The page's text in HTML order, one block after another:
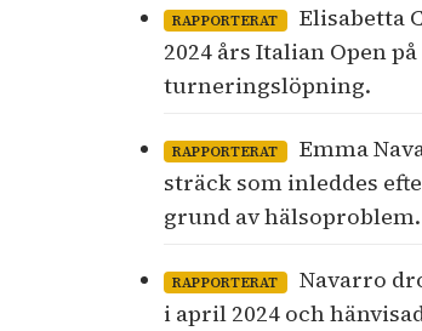
RAPPORTERAT
Elisabetta
2024 års Italian Open
turneringslöpning.
RAPPORTERAT
Emma
sträck som inleddes
grund av hälsoproblem.
RAPPORTERAT
Navarro
i april 2024 och